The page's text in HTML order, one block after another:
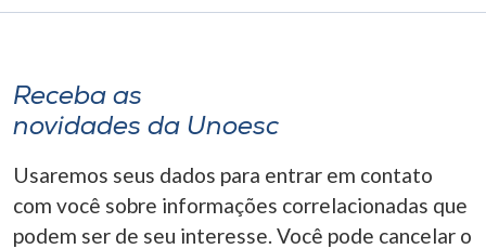
Receba as
novidades da Unoesc
Usaremos seus dados para entrar em contato
com você sobre informações correlacionadas que
podem ser de seu interesse. Você pode cancelar o